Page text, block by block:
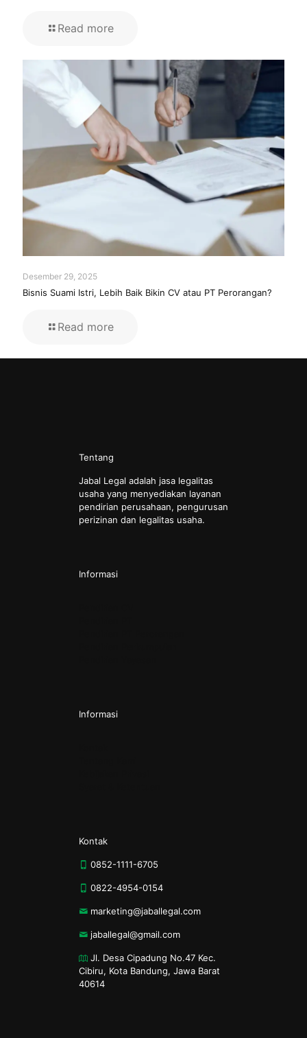
Read more
Desember 29, 2025
Bisnis Suami Istri, Lebih Baik Bikin CV atau PT Perorangan?
Read more
Tentang
Jabal Legal adalah jasa legalitas
usaha yang menyediakan layanan
pendirian perusahaan, pengurusan
perizinan dan legalitas usaha.
Informasi
Informasi
Kontak
0852-1111-6705
0822-4954-0154
marketing@jaballegal.com
jaballegal@gmail.com
Jl. Desa Cipadung No.47 Kec.
Cibiru, Kota Bandung, Jawa Barat
40614